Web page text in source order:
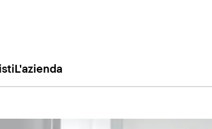
L'azienda